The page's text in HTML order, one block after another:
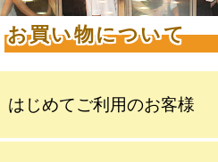
お買い物について
はじめてご利用のお客様